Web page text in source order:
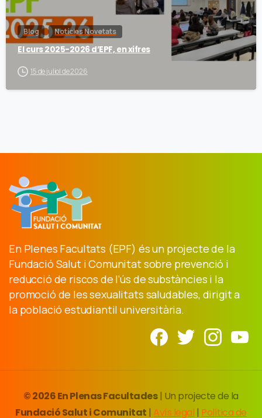
Blog Notícies Novetats
El curs 2025-2026 d’EPF, en xifres
15 de juliol de 2026
En Plenes Facultats (EPF) és un projecte de la
Fundació Salut i Comunitat sobre prevenció i
reducció de riscos de l’ús de substàncies i la
promoció de les sexualitats saludables, dirigit a
la població estudiantil universitària.
© 2026 En Plenas Facultades| Un projecte de la
Fundació Salut i Comunitat | Avís legal | Política de